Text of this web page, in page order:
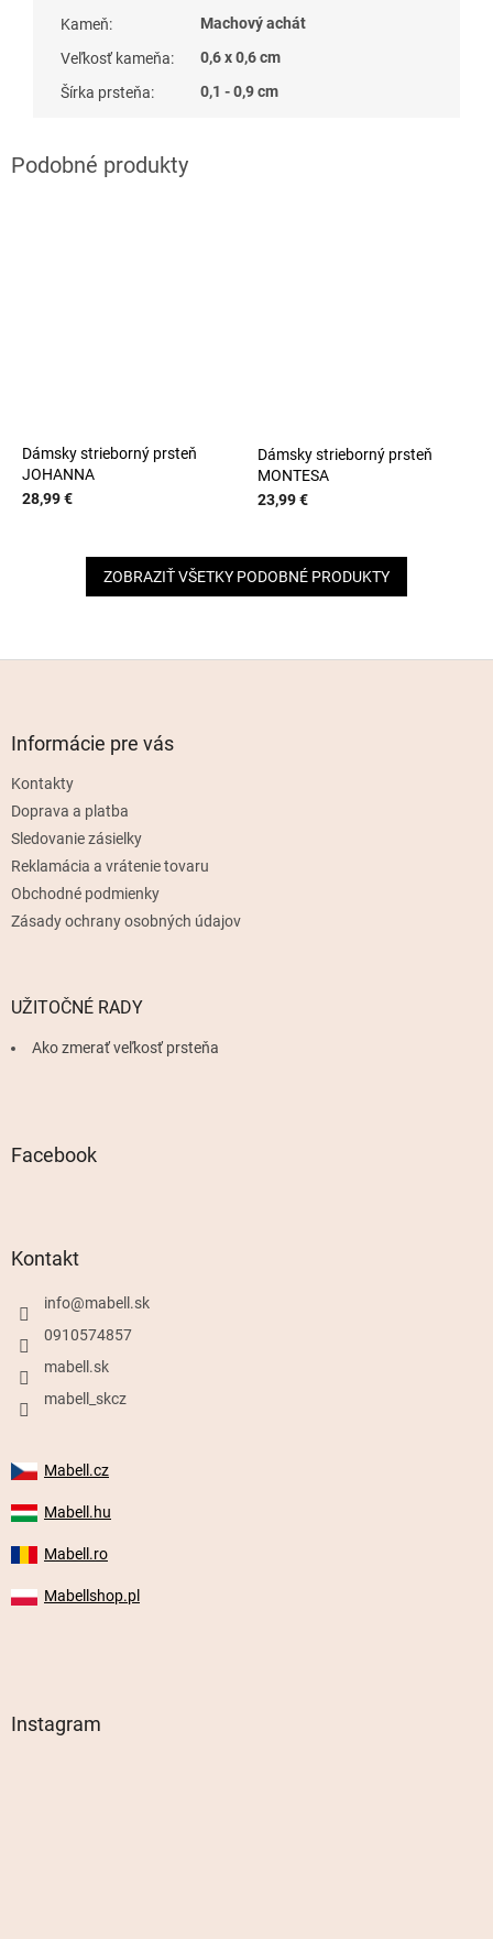
Kameň:
Machový achát
Veľkosť kameňa:
0,6 x 0,6 cm
Šírka prsteňa: 0,1 - 0,9 cm
Dámsky strieborný prsteň
JOHANNA
28,99 €
Dámsky strieborný prsteň
MONTESA
23,99 €
ZOBRAZIŤ VŠETKY PODOBNÉ PRODUKTY
Informácie pre vás
Kontakty
Doprava a platba
Sledovanie zásielky
Reklamácia a vrátenie tovaru
Obchodné podmienky
Zásady ochrany osobných údajov
UŽITOČNÉ RADY
Ako zmerať veľkosť prsteňa
Facebook
Kontakt
info@mabell.sk
0910574857
mabell.sk
mabell_skcz
Mabell.cz
Mabell.hu
Mabell.ro
Mabellshop.pl
Instagram